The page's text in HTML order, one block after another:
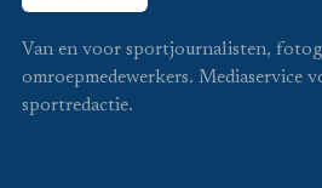
Van en voor sportjournalisten,
omroepmedewerkers. Mediaservice
sportredactie.